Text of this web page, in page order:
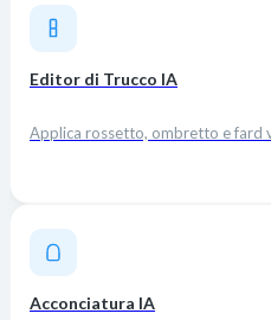
Editor di Trucco IA
Applica rossetto, ombretto e fard
Acconciatura IA